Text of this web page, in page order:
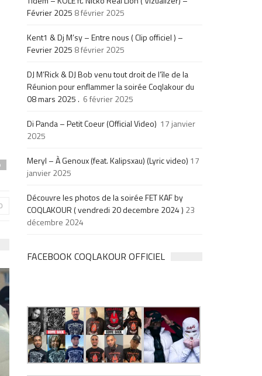
Février 2025 8 février 2025
Kent1 & Dj M’sy – Entre nous ( Clip officiel ) –
Fevrier 2025 8 février 2025
DJ M’Rick & DJ Bob venu tout droit de l’île de la
Réunion pour enflammer la soirée Coqlakour du
08 mars 2025 . 6 février 2025
Di Panda – Petit Coeur (Official Video) 17 janvier
2025
Meryl – À Genoux (feat. Kalipsxau) (Lyric video) 17
janvier 2025
Découvre les photos de la soirée FET KAF by
COQLAKOUR ( vendredi 20 decembre 2024 ) 23
décembre 2024
FACEBOOK COQLAKOUR OFFICIEL